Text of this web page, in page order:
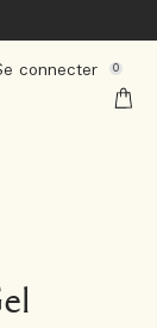
connecter 0